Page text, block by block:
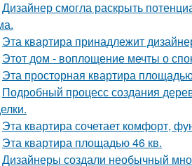
Дизайнер смогла раскрыть
Эта квартира принадлежит
Этот дом - воплощение мечты о
Эта просторная квартира
Подробный процесс создания
Эта квартира сочетает комфорт,
Эта квартира площадью 46 кв.
Дизайнеры создали необычный